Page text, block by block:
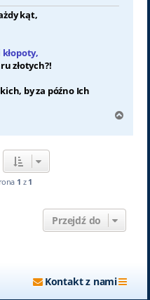
kąt,
złotych?!
by za późno Ich
g
1 z 1
Przejdź do
Kontakt z nami